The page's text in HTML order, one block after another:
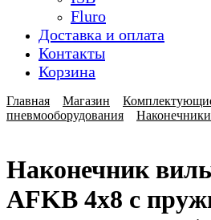
Fluro
Доставка и оплата
Контакты
Корзина
Главная Магазин
пневмооборудования
Наконечник
AFKB 4x8 с